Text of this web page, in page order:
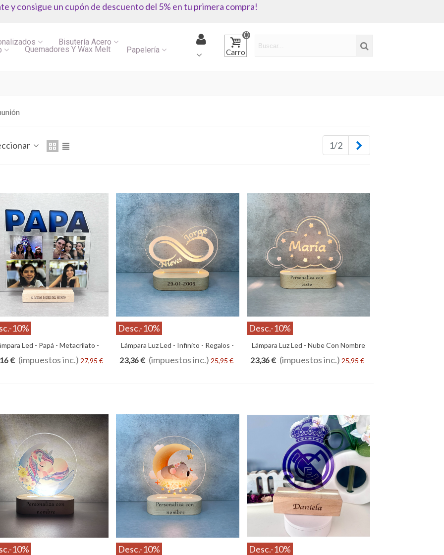
y consigue un cupón de descuento del 5% en tu primera compra!
Bisutería Acero
Quemadores Y Wax Melt Papelería Carro
0
1/2
-10%
Añadir Al Carrito
Led - Papá - Metacrilato -
Regalo
€ (impuestos inc.) 27,95 €
Desc.-10%
Añadir Al Carrito
Lámpara Luz Led - Infinito - Regalos -
Parejas
23,36 € (impuestos inc.) 25,95 €
Desc.-10%
Añadir Al Carrito
Lámpara Luz Led - Nube Con Nombre
- Personalizada Con Foto - Ilustración
- Bebés
23,36 € (impuestos inc.) 25,95 €
-10% Desc.-10% Desc.-10%